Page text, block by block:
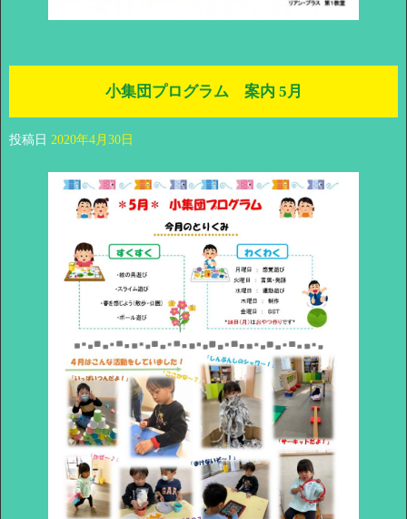
小集団プログラム 案内 5月
投稿日 2020年4月30日